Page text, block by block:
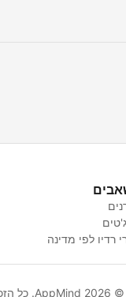
רדיו לפי מדינה
© AppMind 2026. כל הזכויות שמורות.